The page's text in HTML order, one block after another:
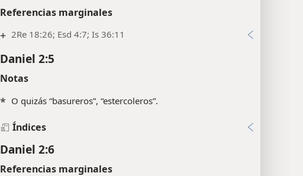
arameo.
Referencias marginales
+ 2Re 18:26; Esd 4:7; Is 36:11
Daniel 2:5
Notas
O quizás “basureros”, “estercoleros”.
Índices
Daniel 2:6